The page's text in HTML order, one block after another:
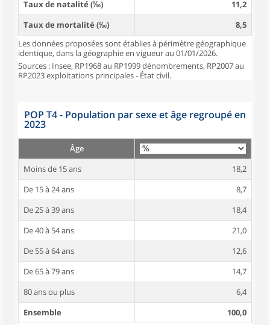
Taux de natalité (‰)
11,2
Taux de mortalité (‰)
8,5
Les données proposées sont établies à périmètre géographique
identique, dans la géographie en vigueur au 01/01/2026.
Sources : Insee, RP1968 au RP1999 dénombrements, RP2007 au
RP2023 exploitations principales - État civil.
POP T4 - Population par sexe et âge regroupé en
2023
Âge
Moins de 15 ans
18,2
De 15 à 24 ans
8,7
De 25 à 39 ans
18,4
De 40 à 54 ans
21,0
De 55 à 64 ans
12,6
De 65 à 79 ans
14,7
80 ans ou plus
6,4
Ensemble
100,0